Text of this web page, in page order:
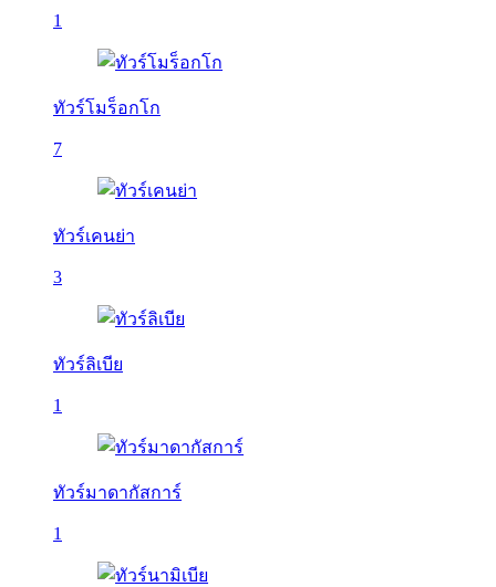
1
ทัวร์โมร็อกโก
7
ทัวร์เคนย่า
3
ทัวร์ลิเบีย
1
ทัวร์มาดากัสการ์
1